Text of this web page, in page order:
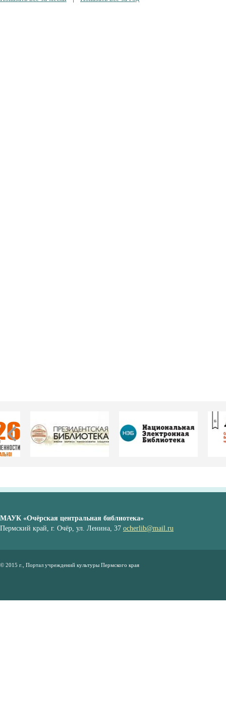
МАУК «Очёрская центральная библиотека»
Пермский край, г. Очёр, ул. Ленина, 37 ocherlib@mail.ru
© 2015 г., Портал учреждений культуры Пермского края